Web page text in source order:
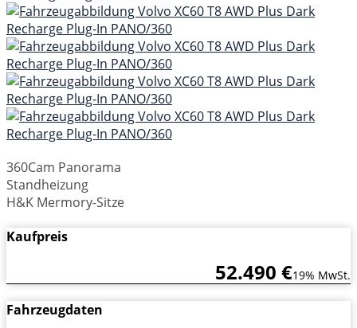
360Cam Panorama
Standheizung
H&K Mermory-Sitze
Kaufpreis
52.490 €19% MwSt.
Fahrzeugdaten